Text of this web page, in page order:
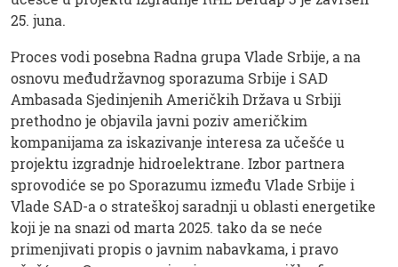
25. juna.
Proces vodi posebna Radna grupa Vlade Srbije, a na
osnovu međudržavnog sporazuma Srbije i SAD
Ambasada Sjedinjenih Američkih Država u Srbiji
prethodno je objavila javni poziv američkim
kompanijama za iskazivanje interesa za učešće u
projektu izgradnje hidroelektrane. Izbor partnera
sprovodiće se po Sporazumu između Vlade Srbije i
Vlade SAD-a o strateškoj saradnji u oblasti energetike
koji je na snazi od marta 2025. tako da se neće
primenjivati propis o javnim nabavkama, i pravo